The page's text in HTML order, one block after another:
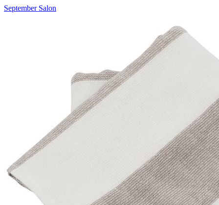
September Salon